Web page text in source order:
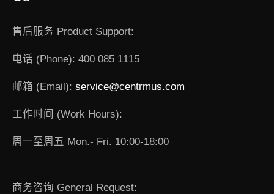
售后服务 Product Support:
电话 (Phone): 400 085 1115
邮箱 (Email): service@centrmus.com
工作时间 (Work Hours):
周一至周五 Mon.- Fri. 10:00-18:00
商务咨询 General Request: